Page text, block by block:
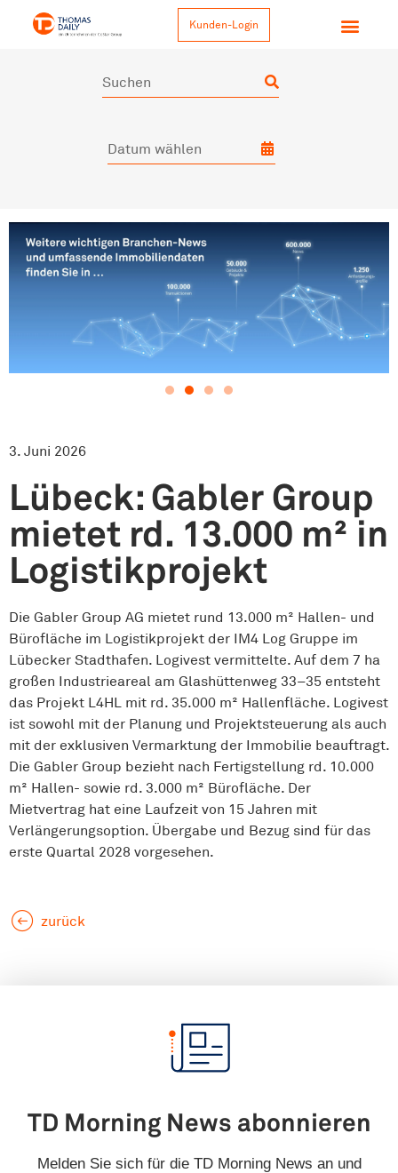
Kunden-Login
3. Juni 2026
Lübeck: Gabler Group
mietet rd. 13.000 m² in
Logistikprojekt
Die Gabler Group AG mietet rund 13.000 m² Hallen- und
Bürofläche im Logistikprojekt der IM4 Log Gruppe im
Lübecker Stadthafen. Logivest vermittelte. Auf dem 7 ha
großen Industrieareal am Glashüttenweg 33–35 entsteht
das Projekt L4HL mit rd. 35.000 m² Hallenfläche. Logivest
ist sowohl mit der Planung und Projektsteuerung als auch
mit der exklusiven Vermarktung der Immobilie beauftragt.
Die Gabler Group bezieht nach Fertigstellung rd. 10.000
m² Hallen- sowie rd. 3.000 m² Bürofläche. Der
Mietvertrag hat eine Laufzeit von 15 Jahren mit
Verlängerungsoption. Übergabe und Bezug sind für das
erste Quartal 2028 vorgesehen.
zurück
TD Morning News abonnieren
Melden Sie sich für die TD Morning News an und